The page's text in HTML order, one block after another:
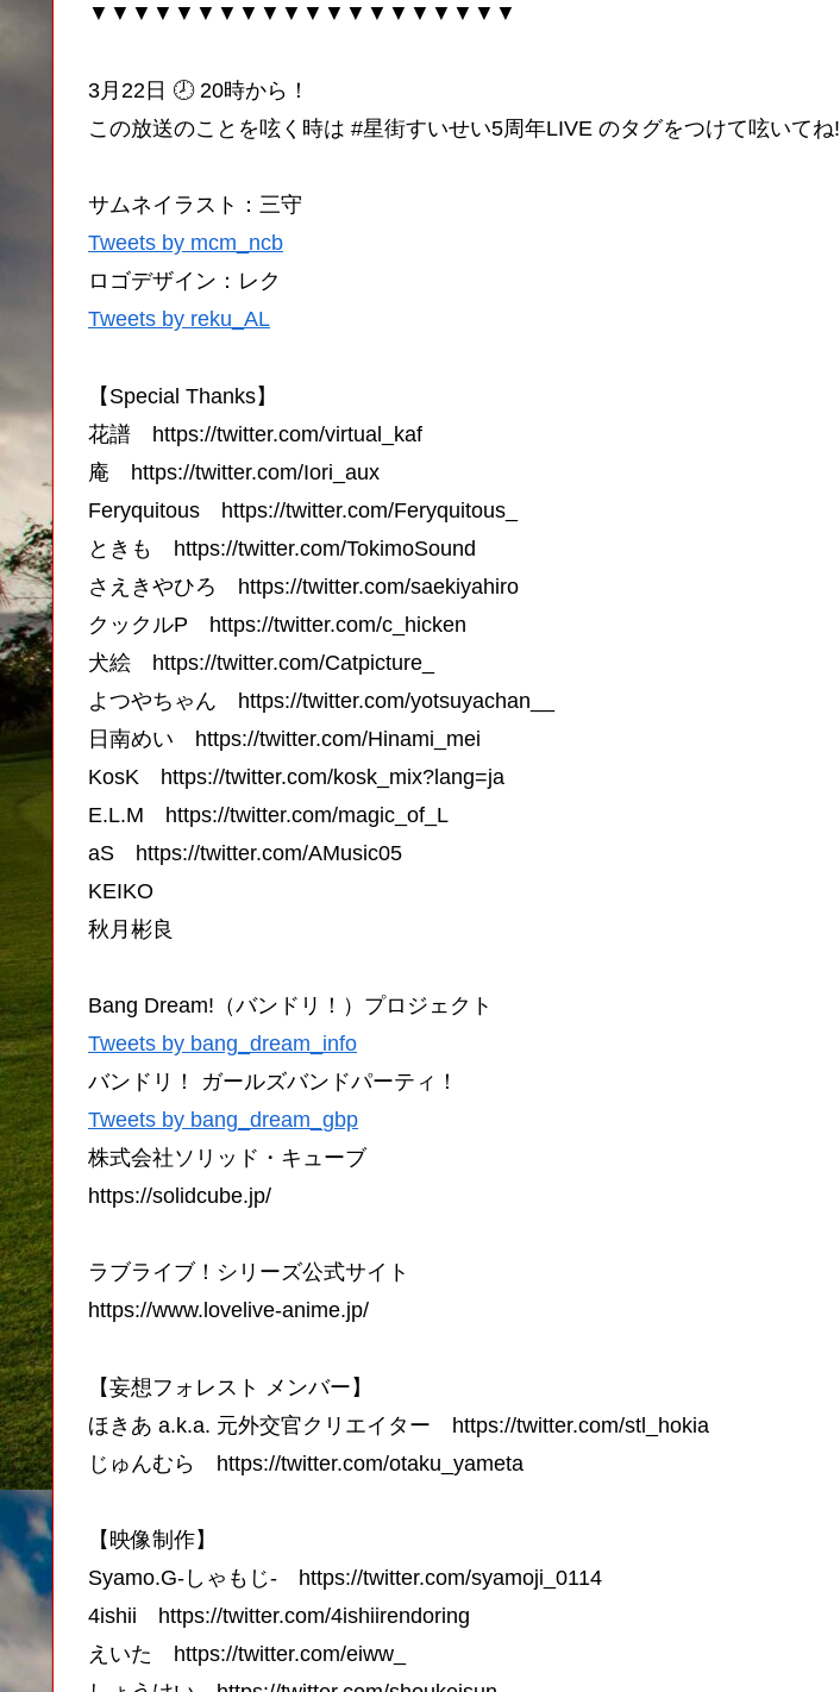
▼▼▼▼▼▼▼▼▼▼▼▼▼▼▼▼▼▼▼▼
3月22日 🕗 20時から！
この放送のことを呟く時は #星街すいせい5周年LIVE のタグをつけて呟いてね!
サムネイラスト：三守
Tweets by mcm_ncb
ロゴデザイン：レク
Tweets by reku_AL
【Special Thanks】
花譜 https://twitter.com/virtual_kaf
庵 https://twitter.com/Iori_aux
Feryquitous https://twitter.com/Feryquitous_
ときも https://twitter.com/TokimoSound
さえきやひろ https://twitter.com/saekiyahiro
クックルP https://twitter.com/c_hicken
犬絵 https://twitter.com/Catpicture_
よつやちゃん https://twitter.com/yotsuyachan__
日南めい https://twitter.com/Hinami_mei
KosK https://twitter.com/kosk_mix?lang=ja
E.L.M https://twitter.com/magic_of_L
aS https://twitter.com/AMusic05
KEIKO
秋月彬良
Bang Dream!（バンドリ！）プロジェクト
Tweets by bang_dream_info
バンドリ！ ガールズバンドパーティ！
Tweets by bang_dream_gbp
株式会社ソリッド・キューブ
https://solidcube.jp/
ラブライブ！シリーズ公式サイト
https://www.lovelive-anime.jp/
【妄想フォレスト メンバー】
ほきあ a.k.a. 元外交官クリエイター https://twitter.com/stl_hokia
じゅんむら https://twitter.com/otaku_yameta
【映像制作】
Syamo.G-しゃもじ- https://twitter.com/syamoji_0114
4ishii https://twitter.com/4ishiirendoring
えいた https://twitter.com/eiww_